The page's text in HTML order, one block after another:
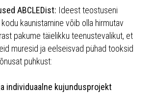
ABCLEDist: Ideest teostuseni
kaunistamine võib olla hirmutav
pakume täielikku teenustevalikut, et
muresid ja eelseisvad pühad tooksid
puhkust:
individuaalne kujundusprojekt